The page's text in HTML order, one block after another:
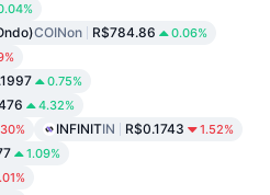
COINon R$784.86 0.06%
0.75%
4.32%
INFINITIN R$0.1743 1.52%
1.09%